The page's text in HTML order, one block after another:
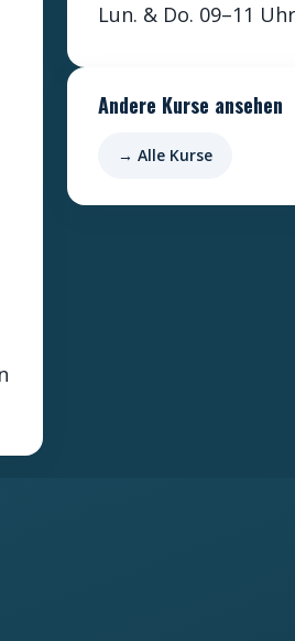
Lun. & Do. 09–11
Andere Kurse ansehen
→ Alle Kurse